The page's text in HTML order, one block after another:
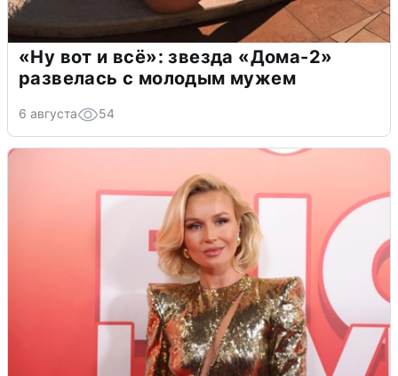
«Ну вот и всё»: звезда «Дома-2»
развелась с молодым мужем
6 августа 54